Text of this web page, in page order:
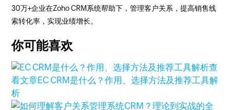
30万+企业在Zoho CRM系统帮助下，管理客户关系，提高销售线
索转化率，实现业绩增长。
你可能喜欢
查
看文章EC CRM是什么？作用、选择方法及推荐工具解
析